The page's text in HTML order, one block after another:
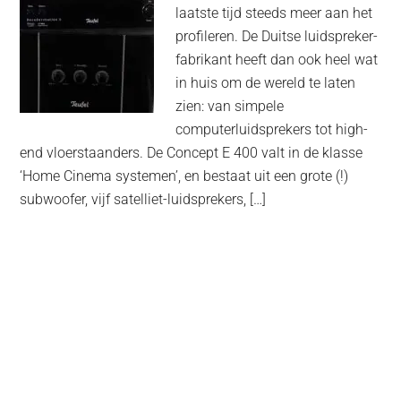
laatste tijd steeds meer aan het
profileren. De Duitse luidspreker-
fabrikant heeft dan ook heel wat
in huis om de wereld te laten
zien: van simpele
computerluidsprekers tot high-
end vloerstaanders. De Concept E 400 valt in de klasse
‘Home Cinema systemen’, en bestaat uit een grote (!)
subwoofer, vijf satelliet-luidsprekers, […]